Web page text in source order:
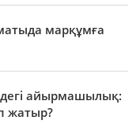
марқұмға
айырмашылық:
жатыр?